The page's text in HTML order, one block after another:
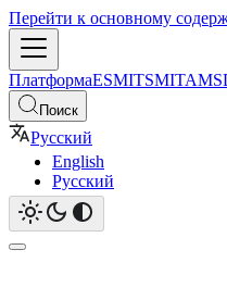
Перейти к основному
ПлатформаESMITSMITAM
Поиск
Русский
English
Русский